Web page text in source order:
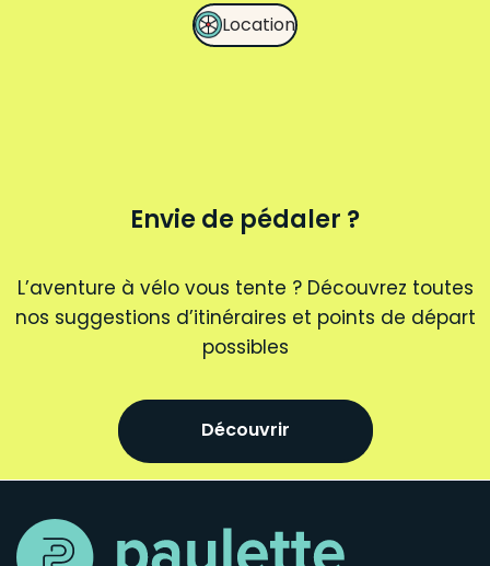
Location
Envie de pédaler ?
L’aventure à vélo vous tente ? Découvrez toutes
nos suggestions d’itinéraires et points de départ
possibles
Découvrir